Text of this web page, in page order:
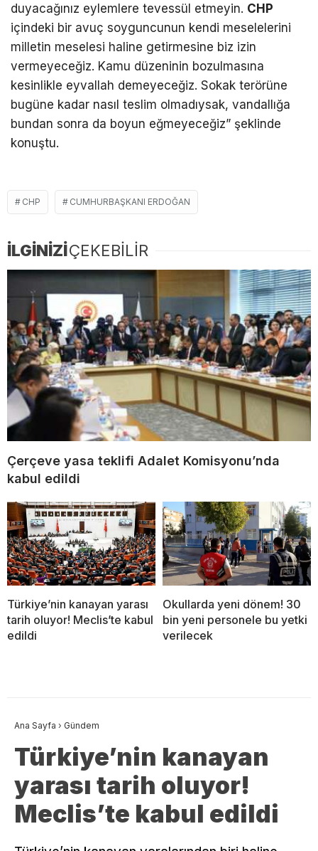
duyacağınız eylemlere tevessül etmeyin. CHP
içindeki bir avuç soyguncunun kendi meselelerini
milletin meselesi haline getirmesine biz izin
vermeyeceğiz. Kamu düzeninin bozulmasına
kesinlikle eyvallah demeyeceğiz. Sokak terörüne
bugüne kadar nasıl teslim olmadıysak, vandallığa
bundan sonra da boyun eğmeyeceğiz” şeklinde
konuştu.
CHP CUMHURBAŞKANI ERDOĞAN
İLGİNİZİÇEKEBİLİR
Çerçeve yasa teklifi Adalet Komisyonu’nda
kabul edildi
Türkiye’nin kanayan yarası
tarih oluyor! Meclis’te kabul
edildi
Okullarda yeni dönem! 30
bin yeni personele bu yetki
verilecek
Ana Sayfa › Gündem
Türkiye’nin kanayan
yarası tarih oluyor!
Meclis’te kabul edildi